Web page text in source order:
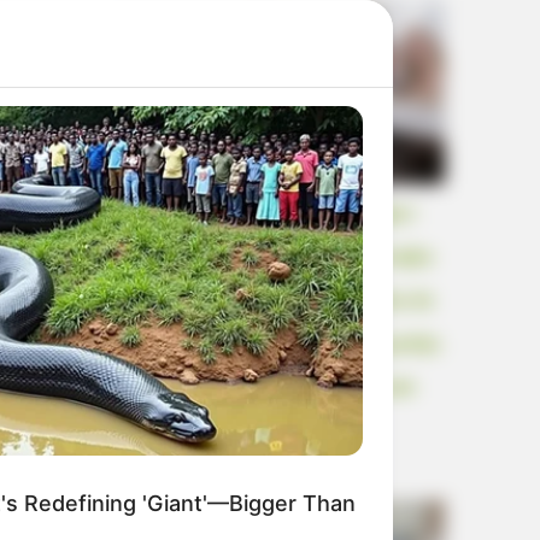
Došao sam kući po zaboravljenu mapu i
ukočio se kad sam vidio kako moja majka
tjera moju osmomjesečnu trudnu ženu da
jede kosti ispod stola pred šestero gostiju.
„Nikad je više nemoj dirati“, rekao sam
dok sam vadio mobitel.
Redefining 'Giant'—Bigger Than
Spends Millions To Transform
Into A Barbie Doll!